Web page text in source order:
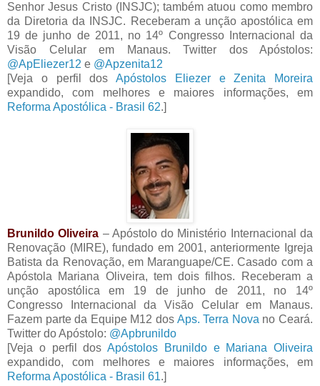
Senhor Jesus Cristo (INSJC); também atuou como membro
da Diretoria da INSJC. Receberam a unção apostólica em
19 de junho de 2011, no 14º Congresso Internacional da
Visão Celular em Manaus. Twitter dos Apóstolos:
@ApEliezer12 e @Apzenita12
[Veja o perfil dos Apóstolos Eliezer e Zenita Moreira
expandido, com melhores e maiores informações, em
Reforma Apostólica - Brasil 62.]
Brunildo Oliveira – Apóstolo do Ministério Internacional da
Renovação (MIRE), fundado em 2001, anteriormente Igreja
Batista da Renovação, em Maranguape/CE. Casado com a
Apóstola Mariana Oliveira, tem dois filhos. Receberam a
unção apostólica em 19 de junho de 2011, no 14º
Congresso Internacional da Visão Celular em Manaus.
Fazem parte da Equipe M12 dos Aps. Terra Nova no Ceará.
Twitter do Apóstolo: @Apbrunildo
[Veja o perfil dos Apóstolos Brunildo e Mariana Oliveira
expandido, com melhores e maiores informações, em
Reforma Apostólica - Brasil 61.]